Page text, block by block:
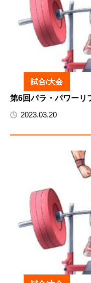
試合/大会
第6回パラ・パワーリ
2023.03.20